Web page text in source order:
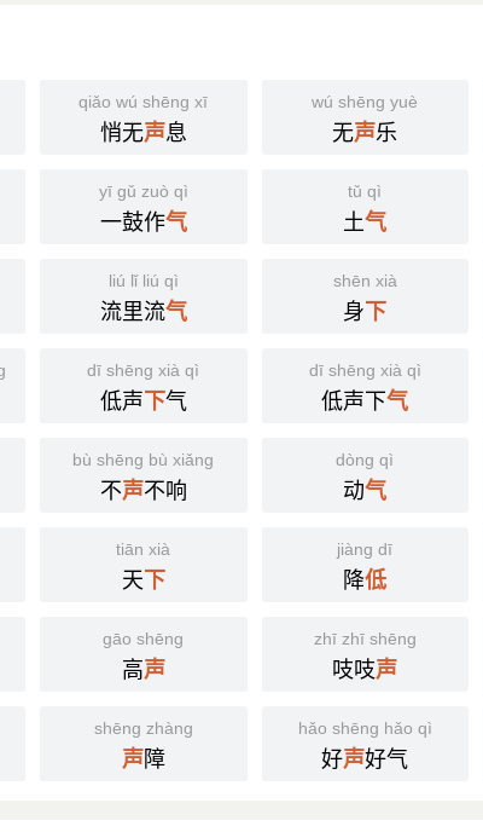
：『娘子，一向深亏你的气力，感激不尽。』」
回》：「只苦了袭人，虽然在宝玉跟前低声下气的伏侍
qiǎo wú shēng xī
悄无声息
wú shēng yuè
无声乐
yī gǔ zuò qì
一鼓作气
tǔ qì
土气
liú lǐ liú qì
流里流气
shēn xià
身下
dī shēng xià qì
低声下气
dī shēng xià qì
低声下气
bù shēng bù xiǎng
不声不响
dòng qì
动气
tiān xià
天下
jiàng dī
降低
gāo shēng
高声
zhī zhī shēng
吱吱声
shēng zhàng
声障
hǎo shēng hǎo qì
好声好气